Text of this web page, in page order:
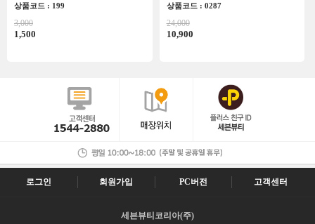
상품코드 : 199
3,000
1,500
상품코드 : 0287
24,000
10,900
로그인 회원가입 PC버전 고객센터
세븐뷰티코리아(주)